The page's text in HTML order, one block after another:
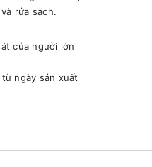
rửa sạch.
của người lớn
ngày sản xuất